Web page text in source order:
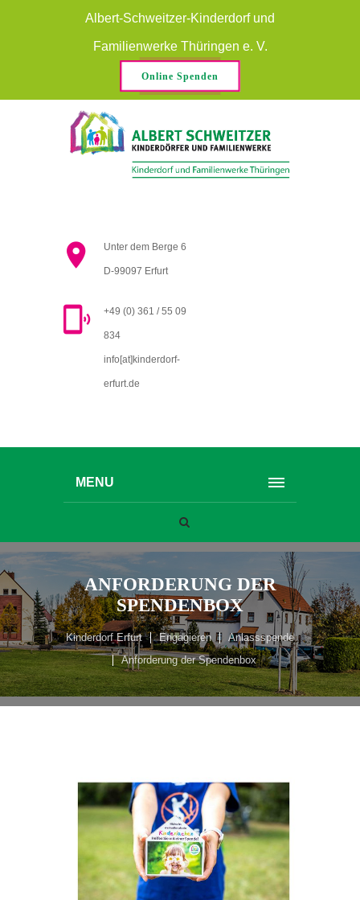
Albert-Schweitzer-Kinderdorf und
Familienwerke Thüringen e. V.
Online Spenden
Unter dem Berge 6
D-99097 Erfurt
+49 (0) 361 / 55 09
834
info[at]kinderdorf-
erfurt.de
MENU
ANFORDERUNG DER
SPENDENBOX
Kinderdorf Erfurt Engagieren
Anlassspende
Anforderung der Spendenbox